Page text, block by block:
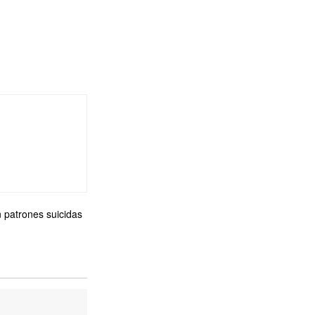
patrones suicidas